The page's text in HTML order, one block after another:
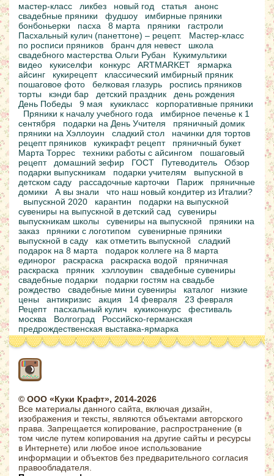
мастер-класс ликбез новый год статья
анонс
свадебные пряники
фудшоу
имбирные пряники
бонбоньерки
пасха 8 марта пряники
гастроли
Пасхальный кулич (панеттоне) – рецепт.
Мастер-класс
по росписи пряников
бранч для невест
школа
свадебного мастерства Ольги Рубан
Кукимультики
видео
кукиселфи конкурс ARTMARKET
ярмарка
айсинг
кукирецепт
классический имбирный пряник
пошаговое фото
белковая глазурь
роспись пряников
торты
кэнди бар детский праздник
день рождения
День Победы
9 мая кукикласс
корпоративные пряники
Пряники к началу учебного года
имбирное печенье к 1
сентября
подарки на День Учителя
пряничный домик
пряники на Хэллоуин
сладкий стол
начинки для тортов
рецепт пряников
кукикрафт рецепт
пряничный букет
Марта Торрес
техники работы с айсингом
пошаговый
рецепт
домашний зефир ГОСТ Путеводитель
Обзор
подарки выпускникам
подарки учителям
выпускной в
детском саду
рассадочные карточки Париж
пряничные
домики
А вы знали
что наш новый кондитер из Италии?
выпускной 2020
карантин
подарки на выпускной
сувениры на выпускной в детский сад
сувениры
выпускникам школы
сувениры на выпускной
пряники на
заказ
пряники с логотипом
сувенирные пряники
выпускной в саду
как отметить выпускной
сладкий
подарок на 8 марта
подарок коллеге на 8 марта
единорог
раскраска раскраска водой
пряничная
раскраска
пряник хэллоувин
свадебные сувениры
свадебные подарки
подарки гостям на свадьбе
рождество
свадебные мини сувениры каталог
низкие
цены
антикризис акция 14 февраля
23 февраля
Рецепт
пасхальный кулич кукиконкурс
фестиваль
москва
Волгоград
Российско-германская
предрождественская выставка-ярмарка
© ООО «Куки Крафт», 2014-2026
Все материалы данного сайта, включая дизайн,
изображения и тексты, являются объектами авторского
права. Запрещается копирование, распространение (в
том числе путем копирования на другие сайты и ресурсы
в Интернете) или любое иное использование
информации и объектов без предварительного согласия
правообладателя.